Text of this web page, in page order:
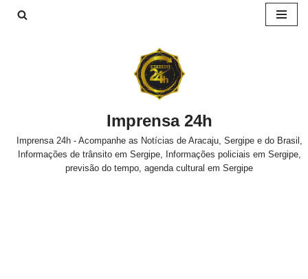
Imprensa 24h
Imprensa 24h - Acompanhe as Notícias de Aracaju, Sergipe e do Brasil,
Informações de trânsito em Sergipe, Informações policiais em Sergipe,
previsão do tempo, agenda cultural em Sergipe